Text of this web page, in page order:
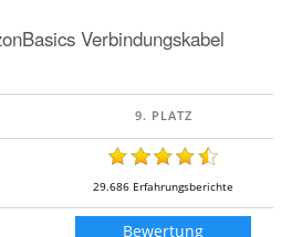
Verbindungskabel
29.686 Erfahrungsberichte
Bewertung